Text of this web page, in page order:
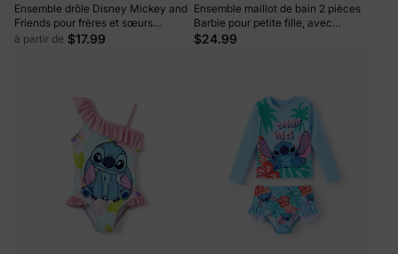
Ensemble drôle Disney Mickey and
Friends pour frères et sœurs
Garçon/Fille Maillot de bain rayé à
à partir de $17.99
Ensemble maillot de bain 2 pièces
Barbie pour petite fille, avec
lunettes à rayures, imprimé cocotier,
$24.99